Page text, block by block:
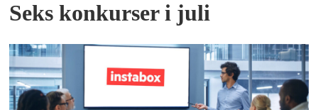
Seks konkurser i juli